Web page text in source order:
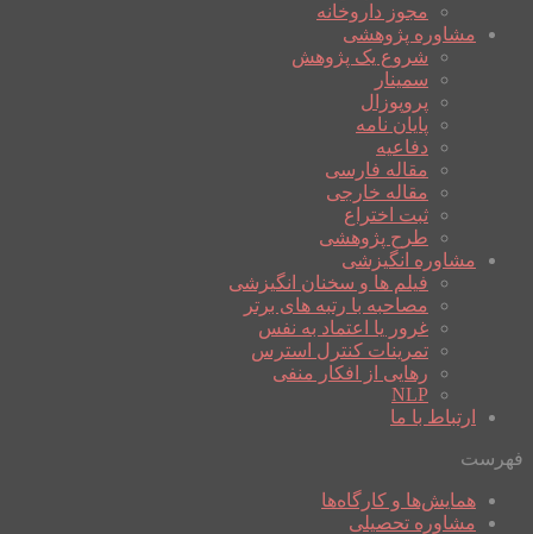
مجوز داروخانه
مشاوره پژوهشی
شروع یک پژوهش
سمینار
پروپوزال
پایان نامه
دفاعیه
مقاله فارسی
مقاله خارجی
ثبت اختراع
طرح پژوهشی
مشاوره انگیزشی
فیلم ها و سخنان انگیزشی
مصاحبه با رتبه های برتر
غرور یا اعتماد به نفس
تمرینات کنترل استرس
رهایی از افکار منفی
NLP
ارتباط با ما
فهرست
همایش‌ها و کارگاه‌ها
مشاوره تحصیلی